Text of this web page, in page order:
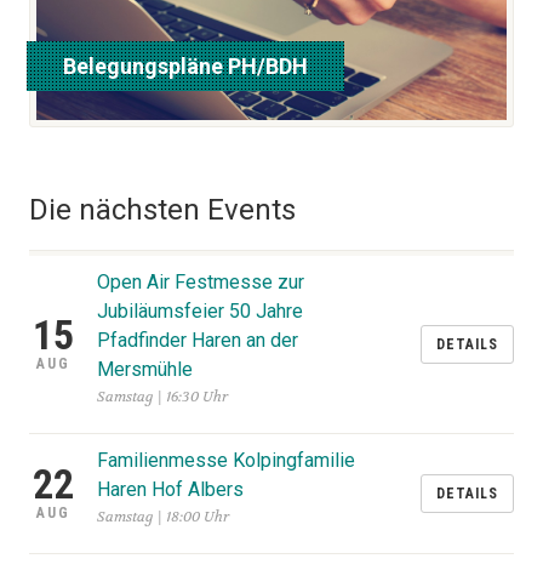
Belegungspläne PH/BDH
hier klicken
Die nächsten Events
15
AUG
Open Air Festmesse zur
Jubiläumsfeier 50 Jahre
Pfadfinder Haren an der
Mersmühle
Samstag | 16:30 Uhr
DETAILS
22
AUG
Familienmesse Kolpingfamilie
Haren Hof Albers
Samstag | 18:00 Uhr
DETAILS